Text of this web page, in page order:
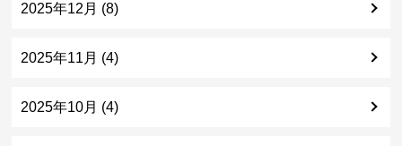
2025年12月 (8)
2025年11月 (4)
2025年10月 (4)